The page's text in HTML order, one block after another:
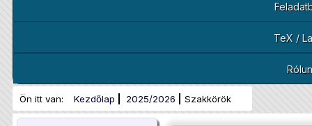
TeX /
Ön itt van: Kezdőlap 2025/2026 Szakkörök